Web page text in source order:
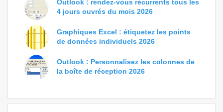
Outlook : rendez-vous récurrents tous les
4 jours ouvrés du mois 2026
Graphiques Excel : étiquetez les points
de données individuels 2026
Outlook : Personnalisez les colonnes de
la boîte de réception 2026